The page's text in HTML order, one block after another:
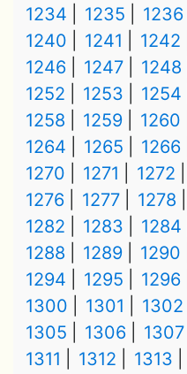
1234
1235 1236
1240
1241 1242
1246
1247 1248
1252
1253 1254
1258
1259 1260
1264
1265 1266
1270
1271 1272
1276
1277 1278
1282
1283 1284
1288
1289 1290
1294
1295 1296
1300
1301 1302
1305
1306 1307
1311
1312 1313